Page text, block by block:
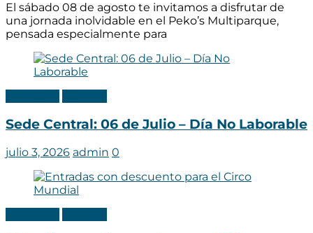
El sábado 08 de agosto te invitamos a disfrutar de
una jornada inolvidable en el Peko’s Multiparque,
pensada especialmente para
Sede Central: 06 de Julio – Día No Laborable
julio 3, 2026 admin 0